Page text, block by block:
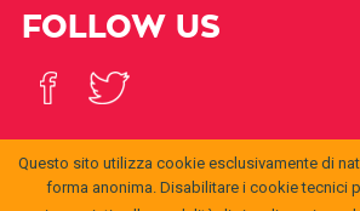
FOLLOW US
Questo sito utilizza cookie esclusivamente di
forma anonima. Disabilitare i cookie tecnici